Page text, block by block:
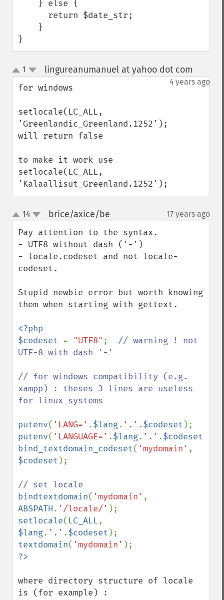
}
up
down
1 lingureanumanuel at yahoo dot com
4 years ago
for windows
setlocale(LC_ALL,
'Greenlandic_Greenland.1252');
will return false
to make it work use
setlocale(LC_ALL,
'Kalaallisut_Greenland.1252');
up
down
14 brice/axice/be 17 years ago
Pay attention to the syntax.
- UTF8 without dash ('-')
- locale.codeset and not locale-
codeset.
Stupid newbie error but worth knowing
them when starting with gettext.
<?php
$codeset = "UTF8" ; // warning ! not
UTF-8 with dash '-'
// for windows compatibility (e.g.
xampp) : theses 3 lines are useless
for linux systems
putenv( 'LANG=' .$lang. '.' .$codeset
putenv( 'LANGUAGE=' .$lang. '.' .$codeset
bind_textdomain_codeset( 'mydomain'
$codeset );
bindtextdomain( 'mydomain'
ABSPATH. '/locale/'
setlocale( LC_ALL
$lang. '.' .$codeset
textdomain( 'mydomain'
where directory structure of locale
is (for example) :